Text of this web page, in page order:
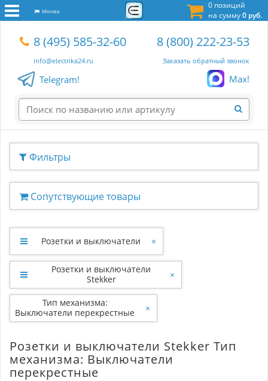
0 позиций
на сумму0 руб.
Москва
8 (495) 585-32-60
info@electrika24.ru
8 (800) 222-23-53
Заказать обратный звонок
Telegram! Max!
Фильтры
Сопутствующие товары
Розетки и выключатели ×
Розетки и выключатели
Stekker
×
Тип механизма:
Выключатели перекрестные
×
Розетки и выключатели Stekker Тип
механизма: Выключатели
перекрестные